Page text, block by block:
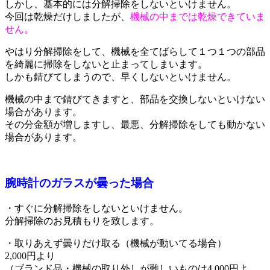
しかし、基本的には分解掃除をしないといけません。
今回は乾燥だけしましたが、 機械の中までは乾燥できていま
せん。
やはり分解掃除をして、機械を全てばらして１つ１つの部品
を綺麗に掃除をしないと止まってしまいます。
しかも錆びてしまうので、早くしないといけません。
機械の中まで錆びてきますと、部品を交換しないといけない
場合があります。
その分金額が増しますし、最悪、分解掃除をしても動かない
場合があります。
腕時計のガラスが曇った場合
・すぐに分解掃除をしないといけません。
分解掃除のお見積もりを致します。
・取りあえず曇りだけ取る（機械が動いてる場合）
2,000円より